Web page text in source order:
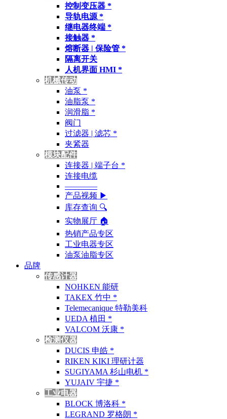
控制变压器 *
导轨电源 *
继电器终端 *
接触器 *
熔断器 | 保险管 *
隔离开关
人机界面 HMI *
机械传动
油泵 *
油脂泵 *
润滑脂 *
阀门
过滤器 | 滤芯 *
夹紧器
模块配件
连接器 | 端子台 *
连接电缆
————
产品视频 ▶
库存查询 🔍︎
实物展厅 🏠︎
热销产品专区
工业电器专区
油泵油脂专区
品牌
传感计器
NOHKEN 能研
TAKEX 竹中 *
Telemecanique 特勒美科
UEDA 植田 *
VALCOM 沃康 *
检测仪器
DUCIS 申皓 *
RIKEN KIKI 理研计器
SUGIYAMA 杉山电机 *
YUJAIV 宇捷 *
工业电器
BLOCK 博洛科 *
LEGRAND 罗格朗 *